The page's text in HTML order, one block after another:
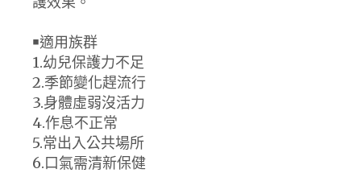
￭適用族群
1.幼兒保護力不足
2.季節變化趕流行
3.身體虛弱沒活力
4.作息不正常
5.常出入公共場所
6.口氣需清新保健